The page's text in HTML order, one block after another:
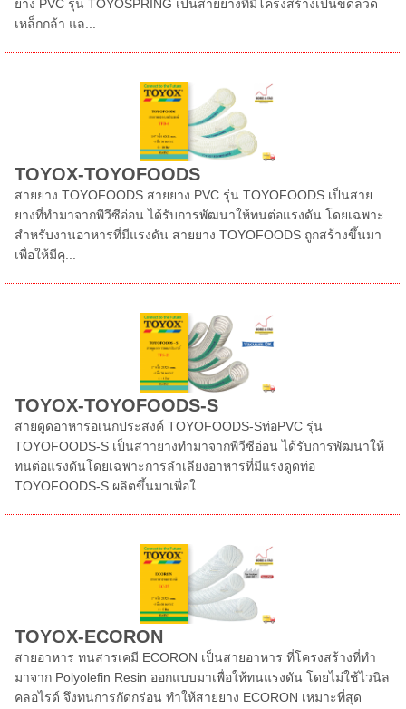
ยาง PVC รุ่น TOYOSPRING เป็นสายยางที่มีโครงสร้างเป็นขดลวด
เหล็กกล้า แล...
TOYOX-TOYOFOODS
สายยาง TOYOFOODS สายยาง PVC รุ่น TOYOFOODS เป็นสาย
ยางที่ทำมาจากพีวีซีอ่อน ได้รับการพัฒนาให้ทนต่อแรงดัน โดยเฉพาะ
สำหรับงานอาหารที่มีแรงดัน สายยาง TOYOFOODS ถูกสร้างขึ้นมา
เพื่อให้มีคุ...
TOYOX-TOYOFOODS-S
สายดูดอาหารอเนกประสงค์ TOYOFOODS-Sท่อPVC รุ่น
TOYOFOODS-S เป็นสาายางทำมาจากพีวีซีอ่อน ได้รับการพัฒนาให้
ทนต่อแรงดันโดยเฉพาะการลำเลียงอาหารที่มีแรงดูดท่อ
TOYOFOODS-S ผลิตขึ้นมาเพื่อใ...
TOYOX-ECORON
สายอาหาร ทนสารเคมี ECORON เป็นสายอาหาร ที่โครงสร้างที่ทำ
มาจาก Polyolefin Resin ออกแบบมาเพื่อให้ทนแรงดัน โดยไม่ใช้ไวนิล
คลอไรด์ จึงทนการกัดกร่อน ทำให้สายยาง ECORON เหมาะที่สุด